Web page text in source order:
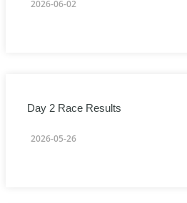
2026-06-02
Day 2 Race Results
2026-05-26